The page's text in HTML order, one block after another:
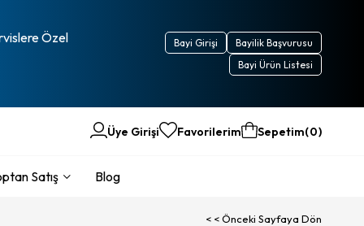
Özel
Bayilik Başvurusu
Bayi Girişi
Bayi Ürün Listesi
Üye Girişi Favorilerim Sepetim 0
Satış Blog
< < Önceki Sayfaya Dön